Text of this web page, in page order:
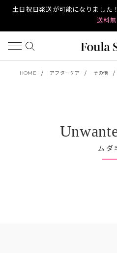
土日祝日発送が可能になりました
送料
HOME アフターケア その他
ムダ